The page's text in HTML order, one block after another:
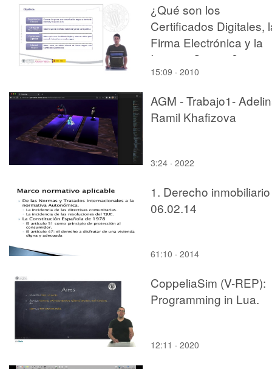
¿Qué son los
Certificados Digitales,
Firma Electrónica y la
Internet Segura?
15:09 · 2010
AGM - Trabajo1-
Ramil Khafizova
3:24 · 2022
1. Derecho inmobiliario
06.02.14
61:10 · 2014
CoppeliaSim (V-REP):
Programming in Lua.
12:11 · 2020